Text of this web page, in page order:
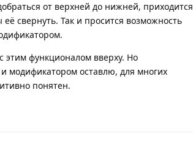
от верхней до нижней, приходится
свернуть. Так и просится возможность
функционалом вверху. Но
модификатором оставлю, для многих
понятен.